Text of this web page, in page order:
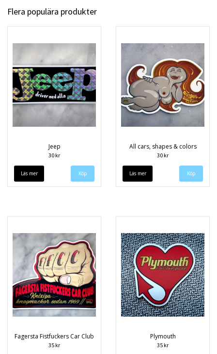
Flera populära produkter
Jeep
30 kr
Läs mer
All cars, shapes & colors
30 kr
Läs mer
Fagersta Fistfuckers Car Club
35 kr
Plymouth
35 kr